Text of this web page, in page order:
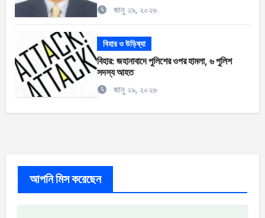
জানু ২৯, ২০২৬
বিহার ও উড়িষ্যা
বিহার: জহানাবাদে পুলিশের ওপর হামলা, ৬ পুলিশ
সদস্য আহত
জানু ২৯, ২০২৬
আপনি মিস করেছেন